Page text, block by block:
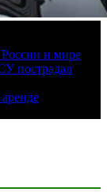
России и мире
пострадал